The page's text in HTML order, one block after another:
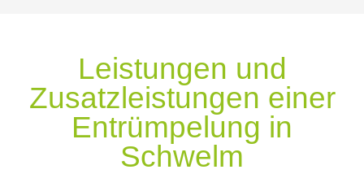
Leistungen und
Zusatzleistungen einer
Entrümpelung in
Schwelm